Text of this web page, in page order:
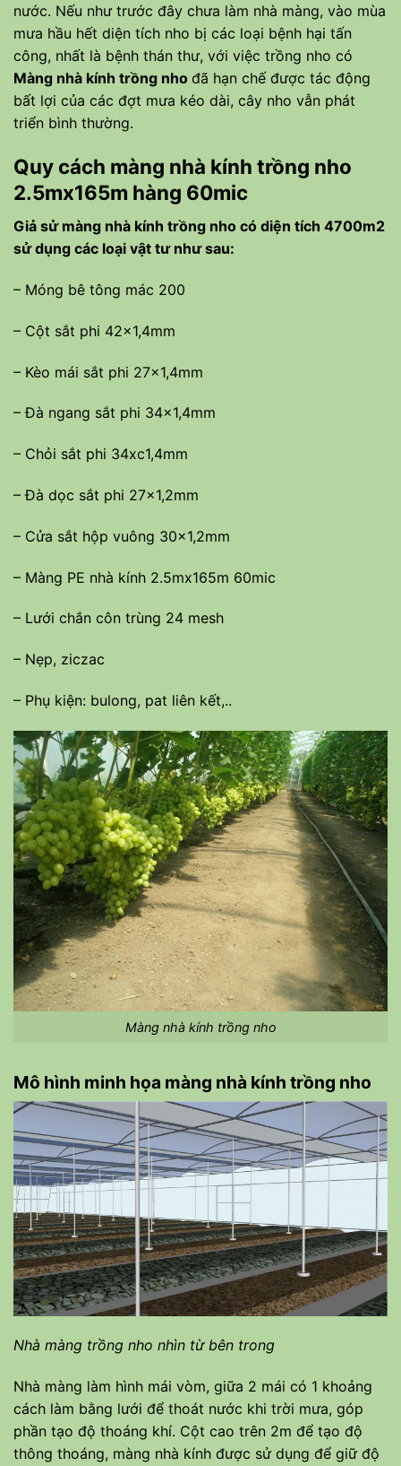
nước. Nếu như trước đây chưa làm nhà màng, vào mùa
mưa hầu hết diện tích nho bị các loại bệnh hại tấn
công, nhất là bệnh thán thư, với việc trồng nho có
Màng nhà kính trồng nho đã hạn chế được tác động
bất lợi của các đợt mưa kéo dài, cây nho vẫn phát
triển bình thường.
Quy cách màng nhà kính trồng nho
2.5mx165m hàng 60mic
Giả sử màng nhà kính trồng nho có diện tích 4700m2
sử dụng các loại vật tư như sau:
– Móng bê tông mác 200
– Cột sắt phi 42×1,4mm
– Kèo mái sắt phi 27×1,4mm
– Đà ngang sắt phi 34×1,4mm
– Chỏi sắt phi 34xc1,4mm
– Đà dọc sắt phi 27×1,2mm
– Cửa sắt hộp vuông 30×1,2mm
– Màng PE nhà kính 2.5mx165m 60mic
– Lưới chắn côn trùng 24 mesh
– Nẹp, ziczac
– Phụ kiện: bulong, pat liên kết,..
Màng nhà kính trồng nho
Mô hình minh họa màng nhà kính trồng nho
Nhà màng trồng nho nhìn từ bên trong
Nhà màng làm hình mái vòm, giữa 2 mái có 1 khoảng
cách làm bằng lưới để thoát nước khi trời mưa, góp
phần tạo độ thoáng khí. Cột cao trên 2m để tạo độ
thông thoáng, màng nhà kính được sử dụng để giữ độ